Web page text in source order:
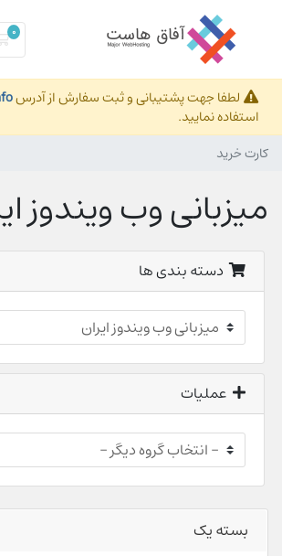
0
لطفا جهت پشتیبانی و ثبت سفارش از آدرس
استفاده نمایید.
کارت خرید
میزبانی وب ویندوز
دسته بندی ها
عملیات
بسته یک